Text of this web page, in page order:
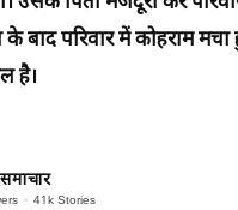
के बाद परिवार में कोहराम
है।
41k Stories